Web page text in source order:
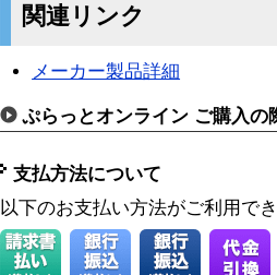
関連リンク
メーカー製品詳細
ぷらっとオンライン ご購入の
支払方法について
以下のお支払い方法がご利用で